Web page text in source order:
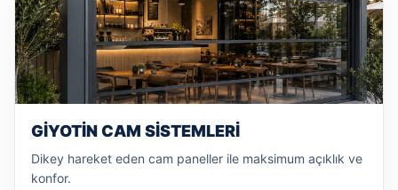
GIYOTIN CAM SISTEMLERI
Dikey hareket eden cam paneller ile maksimum açıklık ve
konfor.